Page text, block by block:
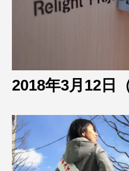
2018年3月12日